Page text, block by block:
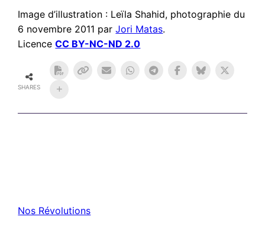
Image d’illustration : Leïla Shahid, photographie du
6 novembre 2011 parJori Matas.
LicenceCC BY-NC-ND 2.0
SHARES
Nos Révolutions